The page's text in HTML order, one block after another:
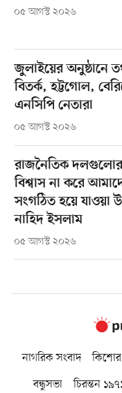
০৫ আগস্ট ২০২৬
জুলাইয়ের অনুষ্ঠানে
বিতর্ক, হট্টগোল,
এনসিপি নেতারা
০৫ আগস্ট ২০২৬
রাজনৈতিক
বিশ্বাস না করে
সংগঠিত হয়ে যাওয়া
নাহিদ ইসলাম
০৫ আগস্ট ২০২৬
নাগরিক সংবাদ
বন্ধুসভা
চিরন্তন